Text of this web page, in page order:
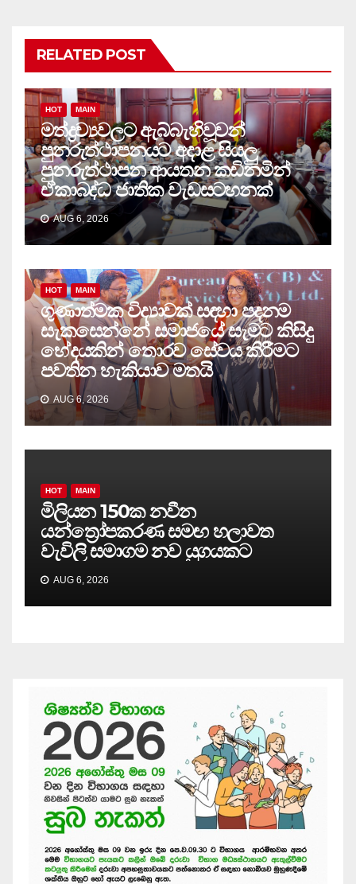
RELATED POST
HOT MAIN
මත්ද්‍රව්‍යවලට ඇබ්බැහිවූවන්
පුනරුත්ථාපනයට අදාළ සියලු
පුනරුත්ථාපන ආයතන කඩිනමින්
ඒකාබද්ධ ජාතික වැඩසටහනක්
AUG 6, 2026
HOT MAIN
ගුණාත්මක විද්‍යාවක් සඳහා පදනම
සැකසෙන්නේ සමාජයේ සැමට කිසිදු
භේදයකින් තොරව සේවය කිරීමට
පවතින හැකියාව මතයි
AUG 6, 2026
HOT MAIN
මිලියන 150ක නවීන
යන්ත්‍රෝපකරණ සමඟ හලාවත
වැවිලි සමාගම නව යුගයකට
AUG 6, 2026